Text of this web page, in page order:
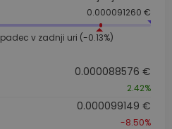
0.000091260 €
padec v zadnji uri (-0.13%)
0.000088576 €
2.42%
0.000099149 €
-8.50%